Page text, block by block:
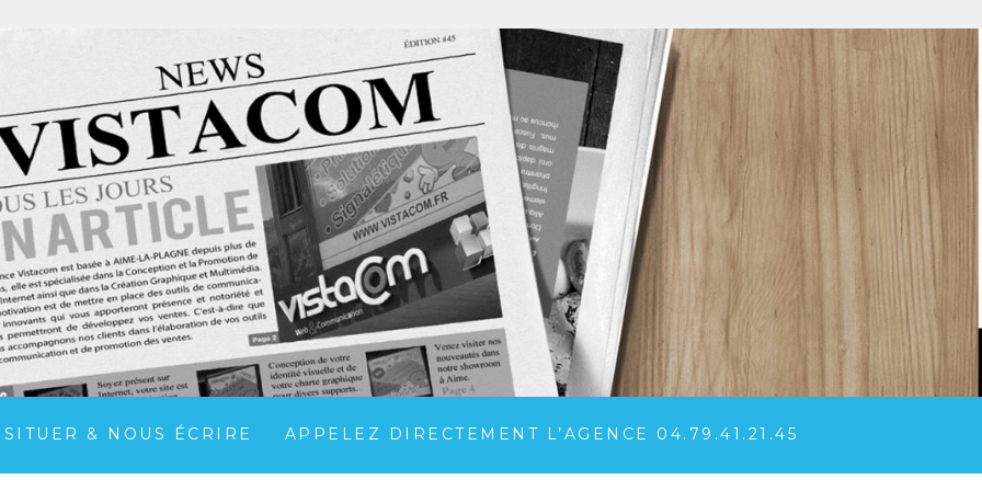
SITUER & NOUS ÉCRIRE APPELEZ DIRECTEMENT L’AGENCE 04.79.41.21.45